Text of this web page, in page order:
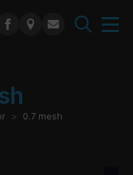
0.7 mesh